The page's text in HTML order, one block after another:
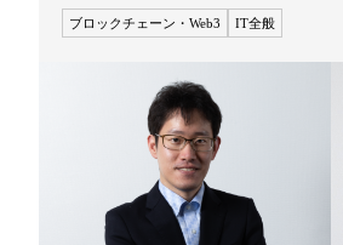
ブロックチェーン・Web3 IT全般